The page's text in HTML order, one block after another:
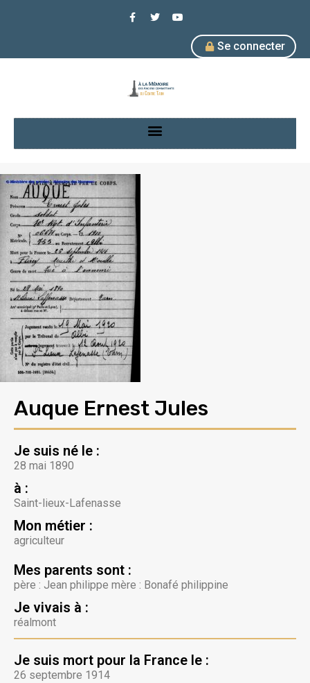
Se connecter
Auque Ernest Jules
Je suis né le :
28 mai 1890
à :
Saint-lieux-Lafenasse
Mon métier :
agriculteur
Mes parents sont :
père : Jean philippe mère : Bonafé philippine
Je vivais à :
réalmont
Je suis mort pour la France le :
26 septembre 1914